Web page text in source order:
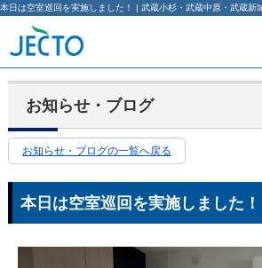
お知らせ・ブログ
お知らせ・ブログの一覧へ戻る
本日は空室巡回を実施しました！